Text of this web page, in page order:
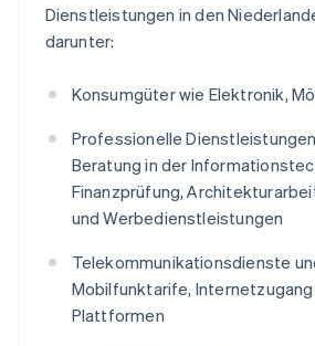
Dienstleistungen in den
darunter:
Konsumgüter wie Elektronik,
Professionelle
Beratung in der
Finanzprüfung,
und Werbedienstleistungen
Telekommunikationsdienste
Mobilfunktarife,
Plattformen